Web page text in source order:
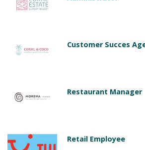
Customer Succes
Restaurant Manager
Retail Employee